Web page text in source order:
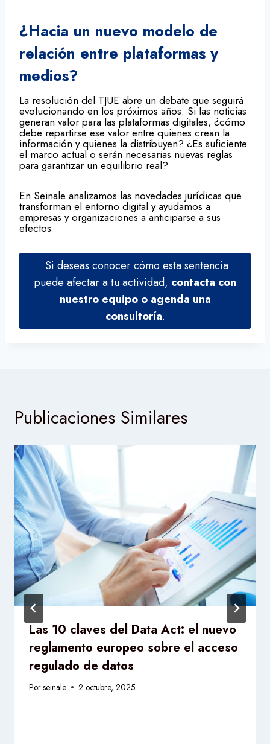
¿Hacia un nuevo modelo de
relación entre plataformas y
medios?
La resolución del TJUE abre un debate que seguirá
evolucionando en los próximos años. Si las noticias
generan valor para las plataformas digitales, ¿cómo
debe repartirse ese valor entre quienes crean la
información y quienes la distribuyen? ¿Es suficiente
el marco actual o serán necesarias nuevas reglas
para garantizar un equilibrio real?
En Seinale analizamos las novedades jurídicas que
transforman el entorno digital y ayudamos a
empresas y organizaciones a anticiparse a sus
efectos
Si deseas conocer cómo esta sentencia
puede afectar a tu actividad, contacta con
nuestro equipo o agenda una
consultoría.
Publicaciones Similares
Las 10 claves del Data Act: el nuevo
reglamento europeo sobre el acceso
regulado de datos
Porseinale 2 octubre, 2025